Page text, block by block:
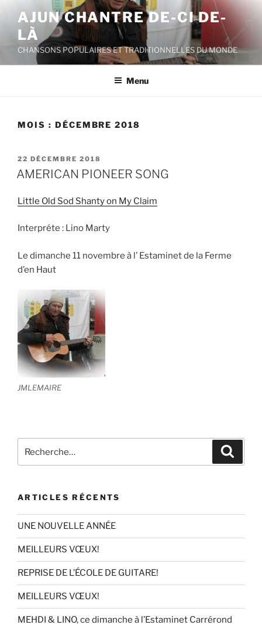
contenu
principal
AJUN CHANTRE DE-CI DE-
LÀ
CHANSONS POPULAIRES ET TRADITIONNELLES DU MONDE
Menu
MOIS : DÉCEMBRE 2018
PUBLIÉ
LE
22 DÉCEMBRE 2018
AMERICAN PIONEER SONG
Little Old Sod Shanty on My Claim
Interpréte : Lino Marty
Le dimanche 11 novembre à l’ Estaminet de la Ferme
d’en Haut
JMLEMAIRE
pour
ARTICLES RÉCENTS
UNE NOUVELLE ANNÉE
MEILLEURS VŒUX!
REPRISE DE L’ÉCOLE DE GUITARE!
MEILLEURS VŒUX!
MEHDI & LINO, ce dimanche à l’Estaminet Carrérond